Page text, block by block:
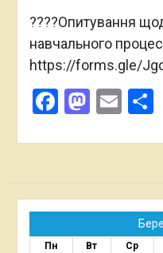
????Опитування
навчального
https://forms.gle/
Facebook
Пн Вт Ср